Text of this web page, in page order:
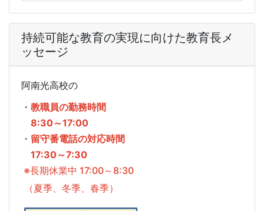
持続可能な教育の実現に向けた教育長メ
ッセージ
阿南光高校の
・ 教職員の勤務時間
8:30～17:00
・ 留守番電話の対応時間
17:30～7:30
※長期休業中 17:00～8:30
（夏季、冬季、春季）